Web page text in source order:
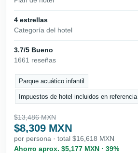
4 estrellas
Categoría del hotel
3.7/5 Bueno
1661 reseñas
Parque acuático infantil
Impuestos de hotel incluidos en referencia
$13,486 MXN
$8,309 MXN
por persona · total $16,618 MXN
Ahorro aprox. $5,177 MXN · 39%